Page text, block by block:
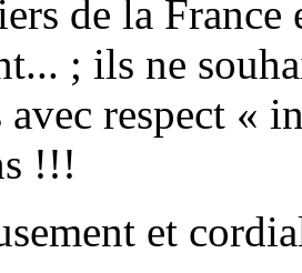
de la France
; ils ne
avec respect «
!!!
et